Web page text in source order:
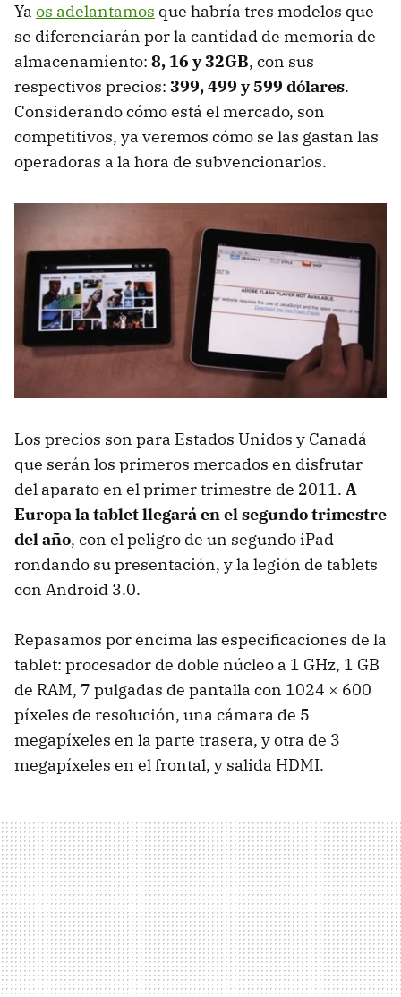
Ya os adelantamos que habría tres modelos que
se diferenciarán por la cantidad de memoria de
almacenamiento: 8, 16 y 32GB, con sus
respectivos precios: 399, 499 y 599 dólares.
Considerando cómo está el mercado, son
competitivos, ya veremos cómo se las gastan las
operadoras a la hora de subvencionarlos.
Los precios son para Estados Unidos y Canadá
que serán los primeros mercados en disfrutar
del aparato en el primer trimestre de 2011. A
Europa la tablet llegará en el segundo trimestre
del año, con el peligro de un segundo iPad
rondando su presentación, y la legión de tablets
con Android 3.0.
Repasamos por encima las especificaciones de la
tablet: procesador de doble núcleo a 1 GHz, 1 GB
de RAM, 7 pulgadas de pantalla con 1024 × 600
píxeles de resolución, una cámara de 5
megapíxeles en la parte trasera, y otra de 3
megapíxeles en el frontal, y salida HDMI.